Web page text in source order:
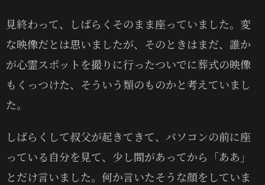
見終わって、しばらくそのまま座っていました。変
な映像だとは思いましたが、そのときはまだ、誰か
が心霊スポットを撮りに行ったついでに葬式の映像
もくっつけた、そういう類のものかと考えていまし
た。
しばらくして叔父が起きてきて、パソコンの前に座
っている自分を見て、少し間があってから「ああ」
とだけ言いました。何か言いたそうな顔をしていま